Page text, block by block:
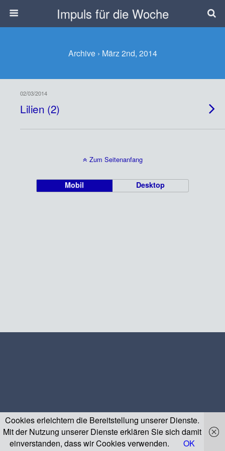
Impuls für die Woche
Archive › März 2nd, 2014
02/03/2014
Lilien (2)
Zum Seitenanfang
Mobil Desktop
Cookies erleichtern die Bereitstellung unserer Dienste.
Mit der Nutzung unserer Dienste erklären Sie sich damit
einverstanden, dass wir Cookies verwenden.
OK